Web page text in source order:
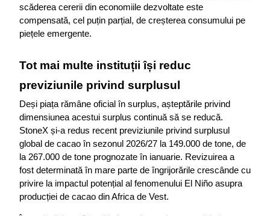
scăderea cererii din economiile dezvoltate este
compensată, cel puțin parțial, de creșterea consumului pe
piețele emergente.
Tot mai multe instituții își reduc
previziunile privind surplusul
Deși piața rămâne oficial în surplus, așteptările privind
dimensiunea acestui surplus continuă să se reducă.
StoneX și-a redus recent previziunile privind surplusul
global de cacao în sezonul 2026/27 la 149.000 de tone, de
la 267.000 de tone prognozate în ianuarie. Revizuirea a
fost determinată în mare parte de îngrijorările crescânde cu
privire la impactul potențial al fenomenului El Niño asupra
producției de cacao din Africa de Vest.